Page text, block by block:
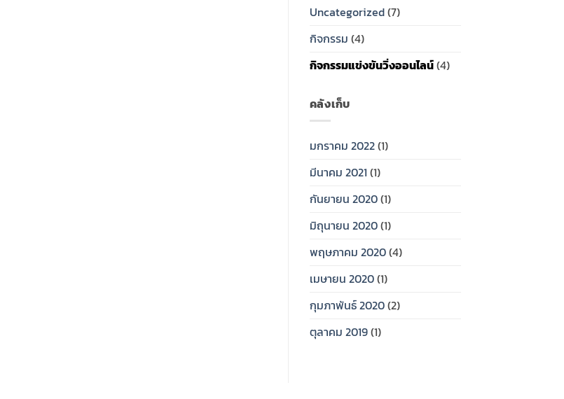
Uncategorized(7)
กิจกรรม (4)
กิจกรรมแข่งขันวิ่งออนไลน์(4)
คลังเก็บ
มกราคม 2022(1)
มีนาคม 2021 (1)
กันยายน 2020(1)
มิถุนายน 2020(1)
พฤษภาคม 2020(4)
เมษายน 2020(1)
กุมภาพันธ์ 2020(2)
ตุลาคม 2019(1)